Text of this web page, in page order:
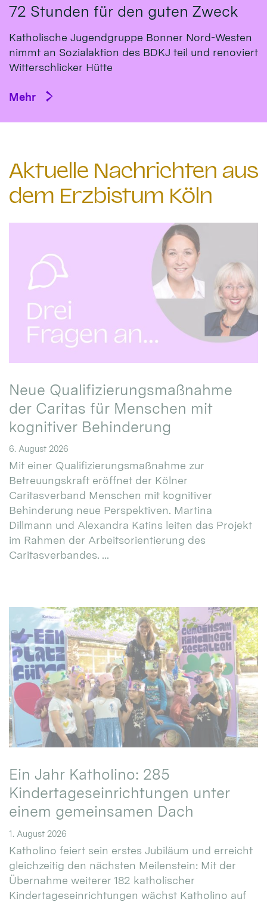
72 Stunden für den guten Zweck
Katholische Jugendgruppe Bonner Nord-Westen
nimmt an Sozialaktion des BDKJ teil und renoviert
Witterschlicker Hütte
Mehr
Aktuelle Nachrichten aus
dem Erzbistum Köln
Neue Qualifizierungsmaßnahme
der Caritas für Menschen mit
kognitiver Behinderung
6. August 2026
Mit einer Qualifizierungsmaßnahme zur
Betreuungskraft eröffnet der Kölner
Caritasverband Menschen mit kognitiver
Behinderung neue Perspektiven. Martina
Dillmann und Alexandra Katins leiten das Projekt
im Rahmen der Arbeitsorientierung des
Caritasverbandes. ...
Ein Jahr Katholino: 285
Kindertageseinrichtungen unter
einem gemeinsamen Dach
1. August 2026
Katholino feiert sein erstes Jubiläum und erreicht
gleichzeitig den nächsten Meilenstein: Mit der
Übernahme weiterer 182 katholischer
Kindertageseinrichtungen wächst Katholino auf